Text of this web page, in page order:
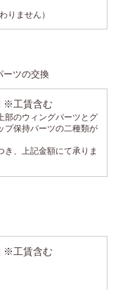
りません）
ーツの交換
※工賃含む
のウィングパーツとグ
プ保持パーツの二種類が
き、上記金額にて承りま
※工賃含む